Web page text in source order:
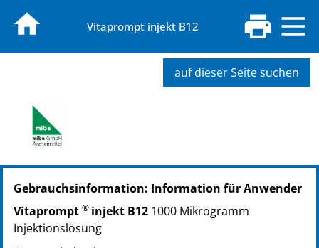
Vitaprompt injekt B12
auf dieser Seite suchen
PZN: 19690467
PPN: 111969046751
PZN: 19690473
PPN: 111969047317
Gebrauchsinformation: Information für Anwender
Vitaprompt ® injekt B12 1000 Mikrogramm
Injektionslösung